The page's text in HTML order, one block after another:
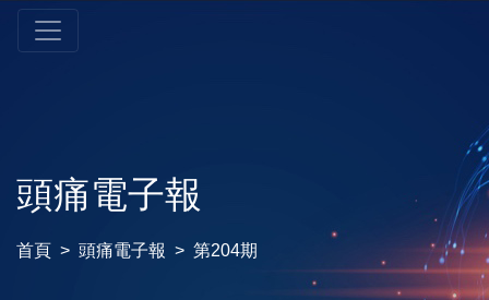
頭痛電子報
首頁 頭痛電子報 第204期